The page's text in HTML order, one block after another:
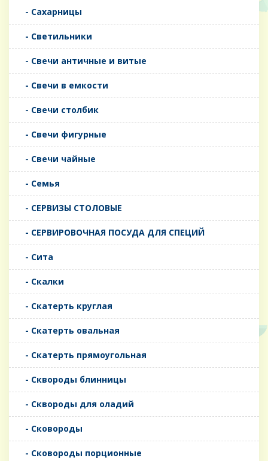
- Сахарницы
- Светильники
- Свечи античные и витые
- Свечи в емкости
- Свечи столбик
- Свечи фигурные
- Свечи чайные
- Семья
- СЕРВИЗЫ СТОЛОВЫЕ
- СЕРВИРОВОЧНАЯ ПОСУДА ДЛЯ СПЕЦИЙ
- Сита
- Скалки
- Скатерть круглая
- Скатерть овальная
- Скатерть прямоугольная
- Сквороды блинницы
- Сквороды для оладий
- Сковороды
- Сковороды порционные